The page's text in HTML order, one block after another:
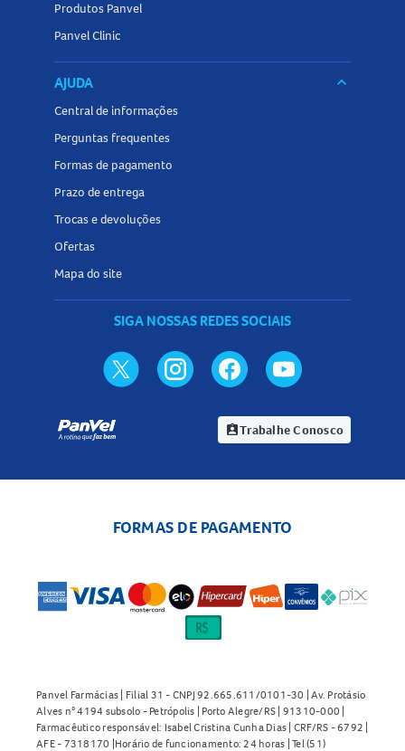
Produtos Panvel
Panvel Clinic
AJUDA keyboard_arrow_down
Central de informações
Perguntas frequentes
Formas de pagamento
Prazo de entrega
Trocas e devoluções
Ofertas
Mapa do site
SIGA NOSSAS REDES SOCIAIS
assignment_indTrabalhe Conosco
FORMAS DE PAGAMENTO
Panvel Farmácias | Filial 31 - CNPJ 92.665.611/0101-30 | Av. Protásio
Alves n° 4194 subsolo - Petrópolis | Porto Alegre/RS | 91310-000 |
Farmacêutico responsável: Isabel Cristina Cunha Dias | CRF/RS - 6792 |
AFE - 7318170 |Horário de funcionamento: 24 horas | Tel (51)